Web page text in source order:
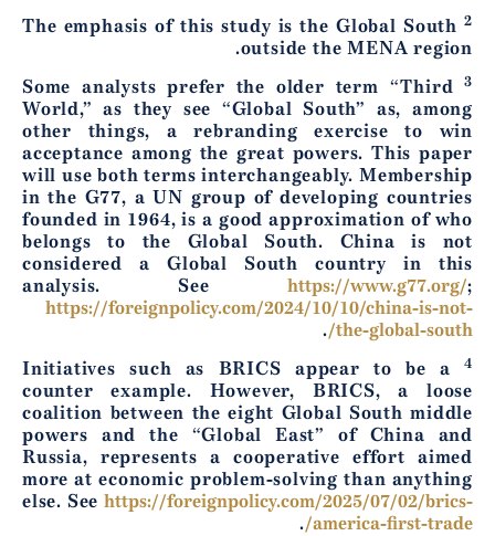
2
The emphasis of this study is the Global South
outside the MENA region.
3
Some analysts prefer the older term “Third
World,” as they see “Global South” as, among
other things, a rebranding exercise to win
acceptance among the great powers. This paper
will use both terms interchangeably. Membership
in the G77, a UN group of developing countries
founded in 1964, is a good approximation of who
belongs to the Global South. China is not
considered a Global South country in this
analysis. Seehttps://www.g77.org/;
https://foreignpolicy.com/2024/10/10/china-is-not-
the-global-south/
.
4
Initiatives such as BRICS appear to be a
counter example. However, BRICS, a loose
coalition between the eight Global South middle
powers and the “Global East” of China and
Russia, represents a cooperative effort aimed
more at economic problem-solving than anything
else. See https://foreignpolicy.com/2025/07/02/brics-
america-first-trade/
.